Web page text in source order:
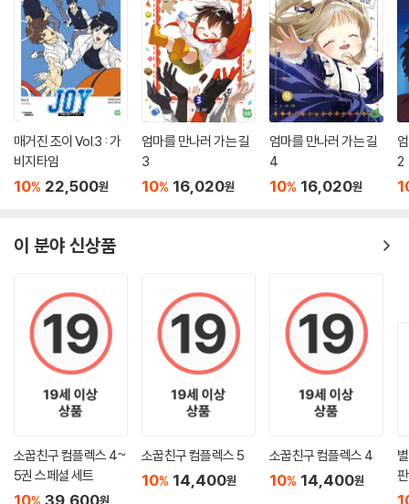
매거진 조이 Vol.3 : 가
비지타임
10% 22,500원
엄마를 만나러 가는 길
3
10% 16,020원
엄마를 만나러 가는 길
4
10% 16,020원
2
이 분야 신상품
소꿉친구 컴플렉스 4~
5권 스페셜 세트
원
소꿉친구 컴플렉스 5
10% 14,400원
소꿉친구 컴플렉스 4
10% 14,400원
판